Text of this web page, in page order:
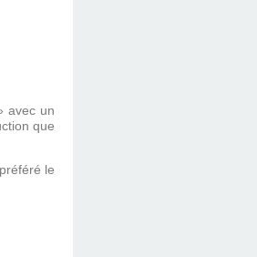
avec un
que
le